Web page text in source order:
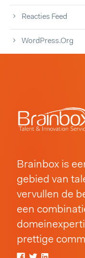
Reacties Feed
WordPress.org
Brainbox is
gebied van
vervullen de
een
prettige